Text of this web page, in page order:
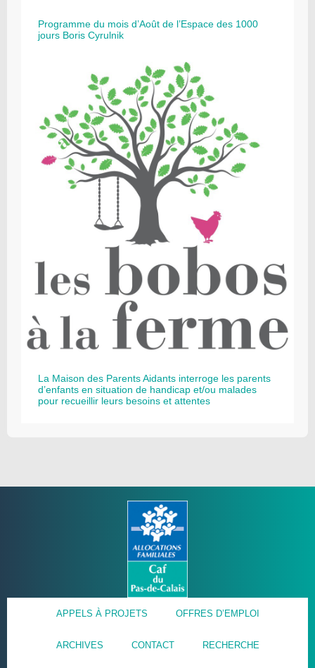
Programme du mois d’Août de l’Espace des 1000
jours Boris Cyrulnik
La Maison des Parents Aidants interroge les parents
d’enfants en situation de handicap et/ou malades
pour recueillir leurs besoins et attentes
APPELS À PROJETS OFFRES D’EMPLOI
ARCHIVES CONTACT RECHERCHE